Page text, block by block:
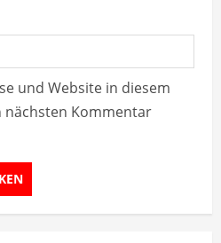
und Website in diesem
Kommentar